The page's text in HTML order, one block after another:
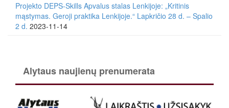
Projekto DEPS-Skills Apvalus stalas Lenkijoje: „Kritinis
mąstymas. Geroji praktika Lenkijoje.“ Lapkričio 28 d. – Spalio
2 d. 2023-11-14
Alytaus naujienų prenumerata